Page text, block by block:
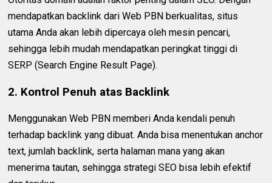
mendapatkan backlink dari Web PBN berkualitas, situs
utama Anda akan lebih dipercaya oleh mesin pencari,
sehingga lebih mudah mendapatkan peringkat tinggi di
SERP (Search Engine Result Page).
2. Kontrol Penuh atas Backlink
Menggunakan Web PBN memberi Anda kendali penuh
terhadap backlink yang dibuat. Anda bisa menentukan anchor
text, jumlah backlink, serta halaman mana yang akan
menerima tautan, sehingga strategi SEO bisa lebih efektif